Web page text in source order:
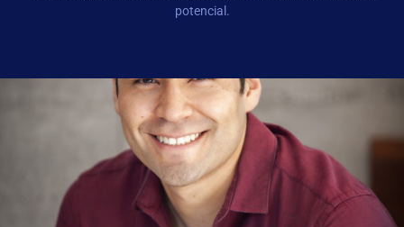
potencial.